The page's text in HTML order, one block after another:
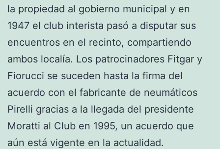
la propiedad al gobierno municipal y en
1947 el club interista pasó a disputar sus
encuentros en el recinto, compartiendo
ambos localía. Los patrocinadores Fitgar y
Fiorucci se suceden hasta la firma del
acuerdo con el fabricante de neumáticos
Pirelli gracias a la llegada del presidente
Moratti al Club en 1995, un acuerdo que
aún está vigente en la actualidad.